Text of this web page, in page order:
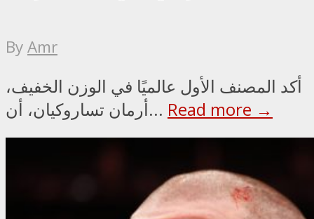
ByAmr
أكد المصنف الأول عالميًا في الوزن الخفيف،
أرمان تساروكيان، أن... Read more →